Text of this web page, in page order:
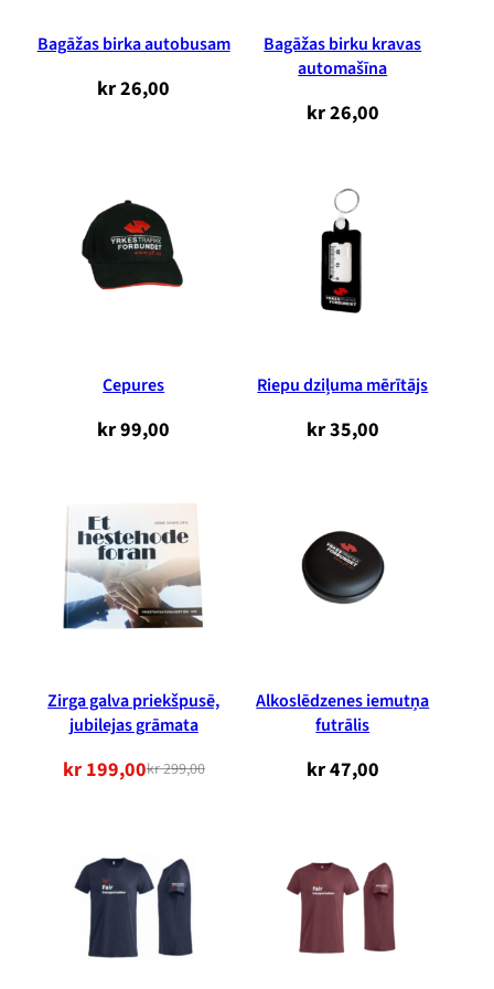
Bagāžas birka autobusam
kr26,00
Bagāžas birku kravas
automašīna
kr26,00
Cepures
kr99,00
Riepu dziļuma mērītājs
kr35,00
Zirga galva priekšpusē,
jubilejas grāmata
kr299,00
Sākotnējā
299,00
NOK.
kr199,00Pašreizējā
199,00
NOK.
Alkoslēdzenes iemutņa
futrālis
kr47,00